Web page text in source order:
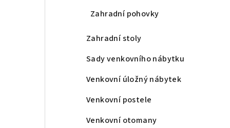
Zahradní pohovky
Zahradní stoly
Sady venkovního nábytku
Venkovní úložný nábytek
Venkovní postele
Venkovní otomany